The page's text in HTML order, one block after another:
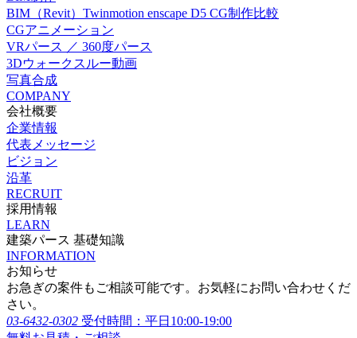
BIM（Revit）Twinmotion enscape D5 CG制作比較
CGアニメーション
VRパース ／ 360度パース
3Dウォークスルー動画
写真合成
COMPANY
会社概要
企業情報
代表メッセージ
ビジョン
沿革
RECRUIT
採用情報
LEARN
建築パース 基礎知識
INFORMATION
お知らせ
お急ぎの案件もご相談可能です。お気軽にお問い合わせくだ
さい。
03-6432-0302 受付時間：平日10:00-19:00